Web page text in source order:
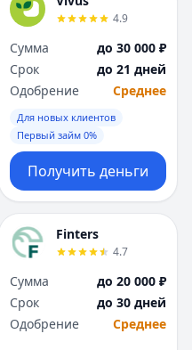
4.9
Сумма
до 30 000 ₽
Срок
до 21 дней
Одобрение
Среднее
Для новых клиентов
Первый займ 0%
Получить деньги
Finters
4.7
Сумма
до 20 000 ₽
Срок
до 30 дней
Одобрение
Среднее